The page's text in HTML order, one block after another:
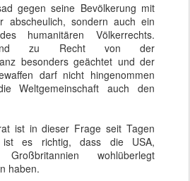
gegen seine Bevölkerung mit
abscheulich, sondern auch ein
humanitären Völkerrechts.
sind zu Recht von der
besonders geächtet und der
darf nicht hingenommen
Weltgemeinschaft auch den
ist in dieser Frage seit Tagen
ist es richtig, dass die USA,
wohlüberlegt
haben.